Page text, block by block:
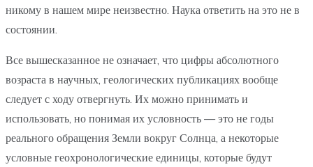
никому в нашем мире неизвестно. Наука ответить на это не в
состоянии.
Все вышесказанное не означает, что цифры абсолютного
возраста в научных, геологических публикациях вообще
следует с ходу отвергнуть. Их можно принимать и
использовать, но понимая их условность — это не годы
реального обращения Земли вокруг Солнца, а некоторые
условные геохронологические единицы, которые будут